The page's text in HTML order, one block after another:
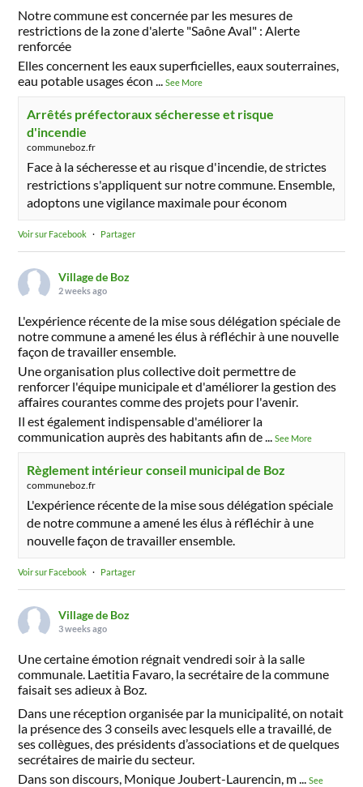
Notre commune est concernée par les mesures de
restrictions de la zone d'alerte "Saône Aval" : Alerte
renforcée
Elles concernent les eaux superficielles, eaux souterraines,
eau potable usages écon
...See More
Arrêtés préfectoraux sécheresse et risque
d'incendie
communeboz.fr
Face à la sécheresse et au risque d'incendie, de strictes
restrictions s'appliquent sur notre commune. Ensemble,
adoptons une vigilance maximale pour économ
Voir sur Facebook · Partager
Village de Boz
2 weeks ago
L'expérience récente de la mise sous délégation spéciale de
notre commune a amené les élus à réfléchir à une nouvelle
façon de travailler ensemble.
Une organisation plus collective doit permettre de
renforcer l'équipe municipale et d'améliorer la gestion des
affaires courantes comme des projets pour l'avenir.
Il est également indispensable d'améliorer la
communication auprès des habitants afin de
...See More
Règlement intérieur conseil municipal de Boz
communeboz.fr
L'expérience récente de la mise sous délégation spéciale
de notre commune a amené les élus à réfléchir à une
nouvelle façon de travailler ensemble.
Voir sur Facebook · Partager
Village de Boz
3 weeks ago
Une certaine émotion régnait vendredi soir à la salle
communale. Laetitia Favaro, la secrétaire de la commune
faisait ses adieux à Boz.
Dans une réception organisée par la municipalité, on notait
la présence des 3 conseils avec lesquels elle a travaillé, de
ses collègues, des présidents d’associations et de quelques
secrétaires de mairie du secteur.
Dans son discours, Monique Joubert-Laurencin, m
...See